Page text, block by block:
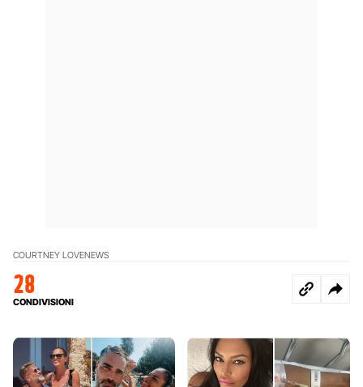
COURTNEY LOVENEWS
28
CONDIVISIONI